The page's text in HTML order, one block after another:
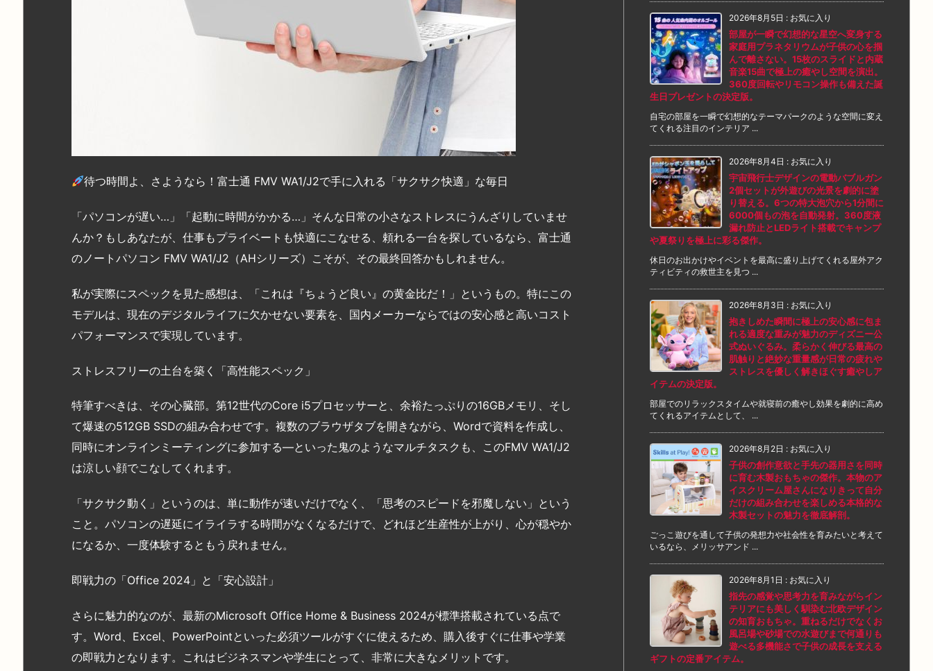
待つ時間よ、さようなら！富士通 FMV WA1/J2で手に入れる「サクサク快適」な毎日
「パソコンが遅い…」「起動に時間がかかる…」そんな日常の小さなストレスにうんざりしていませ
んか？もしあなたが、仕事もプライベートも快適にこなせる、頼れる一台を探しているなら、富士通
のノートパソコン FMV WA1/J2（AHシリーズ）こそが、その最終回答かもしれません。
私が実際にスペックを見た感想は、「これは『ちょうど良い』の黄金比だ！」というもの。特にこの
モデルは、現在のデジタルライフに欠かせない要素を、国内メーカーならではの安心感と高いコスト
パフォーマンスで実現しています。
ストレスフリーの土台を築く「高性能スペック」
特筆すべきは、その心臓部。第12世代のCore i5プロセッサーと、余裕たっぷりの16GBメモリ、そし
て爆速の512GB SSDの組み合わせです。複数のブラウザタブを開きながら、Wordで資料を作成し、
同時にオンラインミーティングに参加する—といった鬼のようなマルチタスクも、このFMV WA1/J2
は涼しい顔でこなしてくれます。
「サクサク動く」というのは、単に動作が速いだけでなく、「思考のスピードを邪魔しない」という
こと。パソコンの遅延にイライラする時間がなくなるだけで、どれほど生産性が上がり、心が穏やか
になるか、一度体験するともう戻れません。
即戦力の「Office 2024」と「安心設計」
さらに魅力的なのが、最新のMicrosoft Office Home & Business 2024が標準搭載されている点で
す。Word、Excel、PowerPointといった必須ツールがすぐに使えるため、購入後すぐに仕事や学業
の即戦力となります。これはビジネスマンや学生にとって、非常に大きなメリットです。
2026年8月5日 : お気に入り
部屋が一瞬で幻想的な星空へ変身する
家庭用プラネタリウムが子供の心を掴
んで離さない。15枚のスライドと内蔵
音楽15曲で極上の癒やし空間を演出。
360度回転やリモコン操作も備えた誕
生日プレゼントの決定版。
自宅の部屋を一瞬で幻想的なテーマパークのような空間に変え
てくれる注目のインテリア ...
2026年8月4日 : お気に入り
宇宙飛行士デザインの電動バブルガン
2個セットが外遊びの光景を劇的に塗
り替える。6つの特大泡穴から1分間に
6000個もの泡を自動発射。360度液
漏れ防止とLEDライト搭載でキャンプ
や夏祭りを極上に彩る傑作。
休日のお出かけやイベントを最高に盛り上げてくれる屋外アク
ティビティの救世主を見つ ...
2026年8月3日 : お気に入り
抱きしめた瞬間に極上の安心感に包ま
れる適度な重みが魅力のディズニー公
式ぬいぐるみ。柔らかく伸びる最高の
肌触りと絶妙な重量感が日常の疲れや
ストレスを優しく解きほぐす癒やしア
イテムの決定版。
部屋でのリラックスタイムや就寝前の癒やし効果を劇的に高め
てくれるアイテムとして、 ...
2026年8月2日 : お気に入り
子供の創作意欲と手先の器用さを同時
に育む木製おもちゃの傑作。本物のア
イスクリーム屋さんになりきって自分
だけの組み合わせを楽しめる本格的な
木製セットの魅力を徹底解剖。
ごっこ遊びを通して子供の発想力や社会性を育みたいと考えて
いるなら、メリッサアンド ...
2026年8月1日 : お気に入り
指先の感覚や思考力を育みながらイン
テリアにも美しく馴染む北欧デザイン
の知育おもちゃ。重ねるだけでなくお
風呂場や砂場での水遊びまで何通りも
遊べる多機能さで子供の成長を支える
ギフトの定番アイテム。